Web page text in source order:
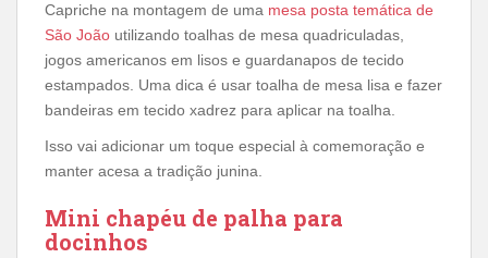
Capriche na montagem de uma mesa posta temática de
São João utilizando toalhas de mesa quadriculadas,
jogos americanos em lisos e guardanapos de tecido
estampados. Uma dica é usar toalha de mesa lisa e fazer
bandeiras em tecido xadrez para aplicar na toalha.
Isso vai adicionar um toque especial à comemoração e
manter acesa a tradição junina.
Mini chapéu de palha para
docinhos